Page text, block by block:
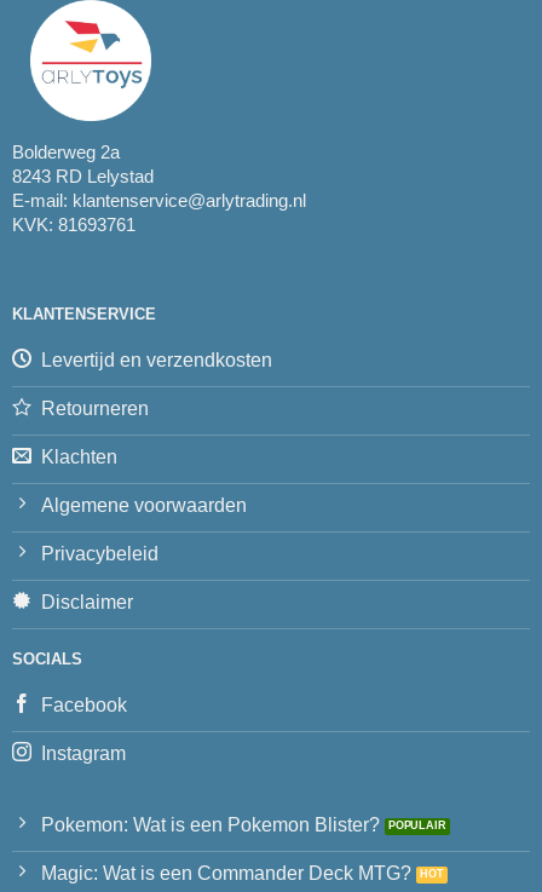
Bolderweg 2a
8243 RD Lelystad
E-mail: klantenservice@arlytrading.nl
KVK: 81693761
KLANTENSERVICE
Levertijd en verzendkosten
Retourneren
Klachten
Algemene voorwaarden
Privacybeleid
Disclaimer
SOCIALS
Facebook
Instagram
Pokemon: Wat is een Pokemon Blister?
Magic: Wat is een Commander Deck MTG?